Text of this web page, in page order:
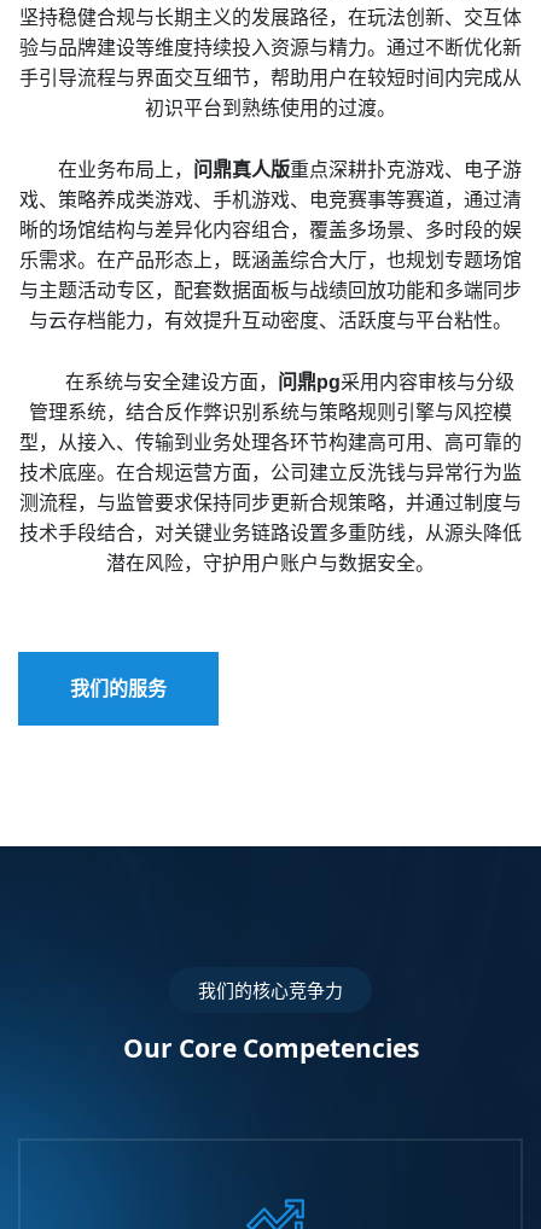
坚持稳健合规与长期主义的发展路径，在玩法创新、交互体
验与品牌建设等维度持续投入资源与精力。通过不断优化新
手引导流程与界面交互细节，帮助用户在较短时间内完成从
初识平台到熟练使用的过渡。
在业务布局上， 问鼎真人版重点深耕扑克游戏、电子游
戏、策略养成类游戏、手机游戏、电竞赛事等赛道，通过清
晰的场馆结构与差异化内容组合，覆盖多场景、多时段的娱
乐需求。在产品形态上，既涵盖综合大厅，也规划专题场馆
与主题活动专区，配套数据面板与战绩回放功能和多端同步
与云存档能力，有效提升互动密度、活跃度与平台粘性。
在系统与安全建设方面， 问鼎pg采用内容审核与分级
管理系统，结合反作弊识别系统与策略规则引擎与风控模
型，从接入、传输到业务处理各环节构建高可用、高可靠的
技术底座。在合规运营方面，公司建立反洗钱与异常行为监
测流程，与监管要求保持同步更新合规策略，并通过制度与
技术手段结合，对关键业务链路设置多重防线，从源头降低
潜在风险，守护用户账户与数据安全。
我们的服务
我们的核心竞争力
Our Core Competencies